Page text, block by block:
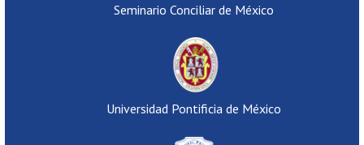
Seminario Conciliar de México
Universidad Pontificia de México